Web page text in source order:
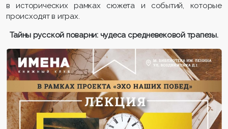
в исторических рамках сюжета и событий, которые
происходят в играх.
Тайны русской поварни: чудеса средневековой трапезы.